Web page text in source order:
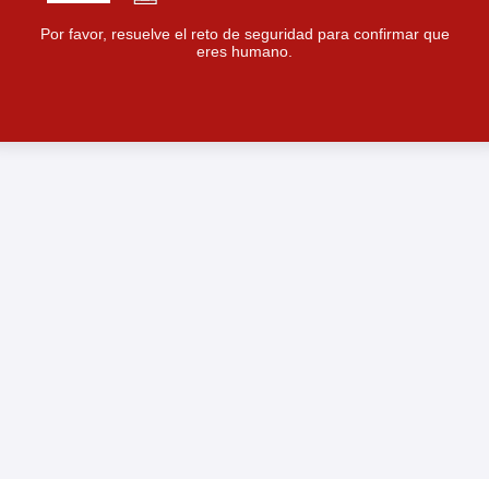
Por favor, resuelve el reto de seguridad para confirmar que
eres humano.